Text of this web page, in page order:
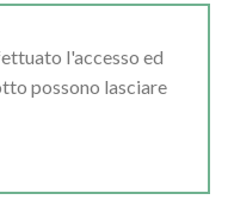
l'accesso ed
possono lasciare